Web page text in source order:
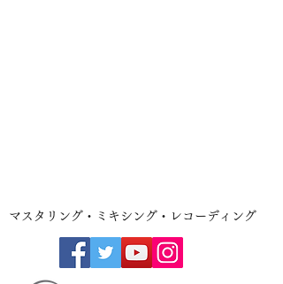
​マスタリング・ミキシング・レコーディング